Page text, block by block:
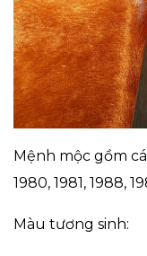
Mệnh mộc gồm
1980, 1981, 1988,
Màu tương sinh: